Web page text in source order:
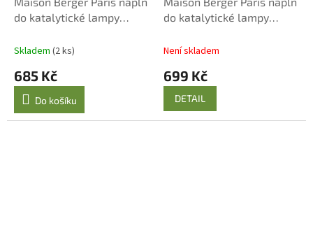
do katalytické lampy
Skladem (2 ks)
685 Kč
Do košíku
do katalytické lampy
Není skladem
699 Kč
DETAIL